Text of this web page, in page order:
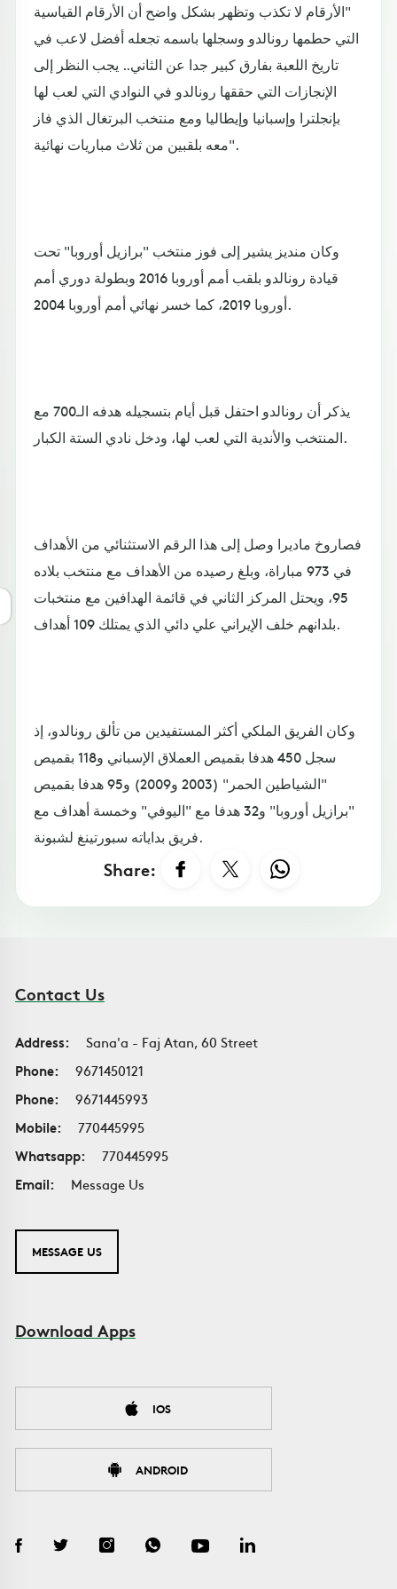
"الأرقام لا تكذب وتظهر بشكل واضح أن الأرقام القياسية
التي حطمها رونالدو وسجلها باسمه تجعله أفضل لاعب في
تاريخ اللعبة بفارق كبير جدا عن الثاني.. يجب النظر إلى
الإنجازات التي حققها رونالدو في النوادي التي لعب لها
بإنجلترا وإسبانيا وإيطاليا ومع منتخب البرتغال الذي فاز
معه بلقبين من ثلاث مباريات نهائية".
وكان منديز يشير إلى فوز منتخب "برازيل أوروبا" تحت
قيادة رونالدو بلقب أمم أوروبا 2016 وبطولة دوري أمم
أوروبا 2019، كما خسر نهائي أمم أوروبا 2004.
يذكر أن رونالدو احتفل قبل أيام بتسجيله هدفه الـ700 مع
المنتخب والأندية التي لعب لها، ودخل نادي الستة الكبار.
فصاروخ ماديرا وصل إلى هذا الرقم الاستثنائي من الأهداف
في 973 مباراة، وبلغ رصيده من الأهداف مع منتخب بلاده
95، ويحتل المركز الثاني في قائمة الهدافين مع منتخبات
بلدانهم خلف الإيراني علي دائي الذي يمتلك 109 أهداف.
وكان الفريق الملكي أكثر المستفيدين من تألق رونالدو، إذ
سجل 450 هدفا بقميص العملاق الإسباني و118 بقميص
"الشياطين الحمر" (2003 و2009) و95 هدفا بقميص
"برازيل أوروبا" و32 هدفا مع "اليوفي" وخمسة أهداف مع
فريق بداياته سبورتينغ لشبونة.
Share:
Contact Us
Address:
Sana'a - Faj Atan, 60 Street
Phone:
9671450121
Phone:
9671445993
Mobile:
770445995
Whatsapp:
770445995
Email:
Message Us
MESSAGE US
Download Apps
IOS
ANDROID